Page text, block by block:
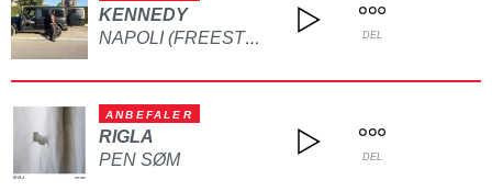
KENNEDY
NAPOLI (FREESTYLE) DEL
ANBEFALER
RIGLA
PEN SØM
DEL